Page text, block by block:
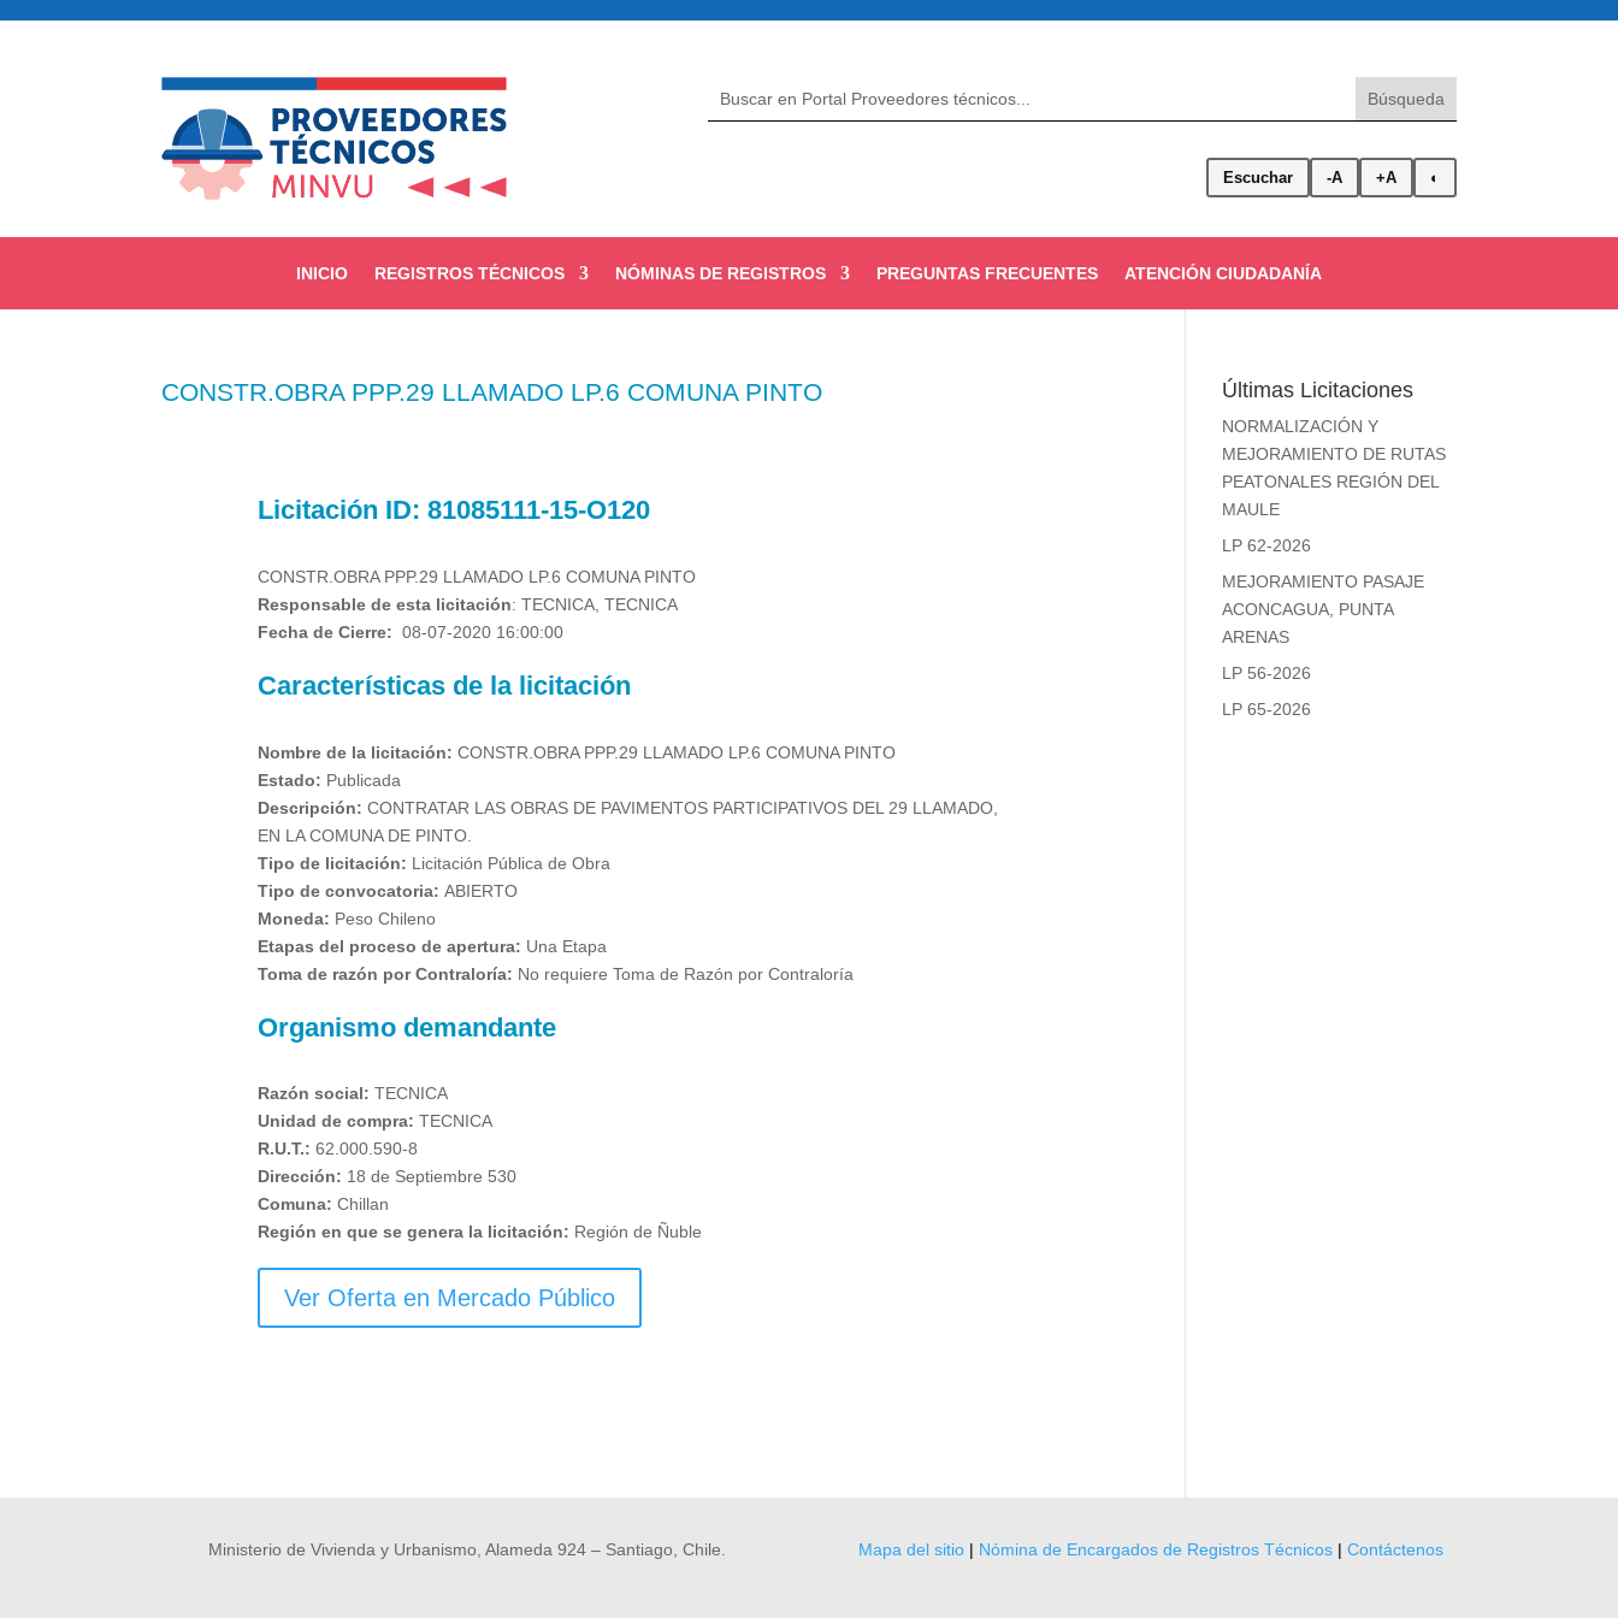
Escuchar -A +A ◐
INICIO REGISTROS TÉCNICOS NÓMINAS DE REGISTROS PREGUNTAS FRECUENTES ATENCIÓN CIUDADANÍA
CONSTR.OBRA PPP.29 LLAMADO LP.6 COMUNA PINTO
Licitación ID: 81085111-15-O120
CONSTR.OBRA PPP.29 LLAMADO LP.6 COMUNA PINTO
Responsable de esta licitación: TECNICA, TECNICA
Fecha de Cierre: 08-07-2020 16:00:00
Características de la licitación
Nombre de la licitación: CONSTR.OBRA PPP.29 LLAMADO LP.6 COMUNA PINTO
Estado: Publicada
Descripción: CONTRATAR LAS OBRAS DE PAVIMENTOS PARTICIPATIVOS DEL 29 LLAMADO,
EN LA COMUNA DE PINTO.
Tipo de licitación: Licitación Pública de Obra
Tipo de convocatoria: ABIERTO
Moneda: Peso Chileno
Etapas del proceso de apertura: Una Etapa
Toma de razón por Contraloría: No requiere Toma de Razón por Contraloría
Organismo demandante
Razón social: TECNICA
Unidad de compra: TECNICA
R.U.T.: 62.000.590-8
Dirección: 18 de Septiembre 530
Comuna: Chillan
Región en que se genera la licitación: Región de Ñuble
Ver Oferta en Mercado Público
Últimas Licitaciones
NORMALIZACIÓN Y
MEJORAMIENTO DE RUTAS
PEATONALES REGIÓN DEL
MAULE
LP 62-2026
MEJORAMIENTO PASAJE
ACONCAGUA, PUNTA
ARENAS
LP 56-2026
LP 65-2026
Ministerio de Vivienda y Urbanismo, Alameda 924 – Santiago, Chile. Mapa del sitio| Nómina de Encargados de Registros Técnicos| Contáctenos